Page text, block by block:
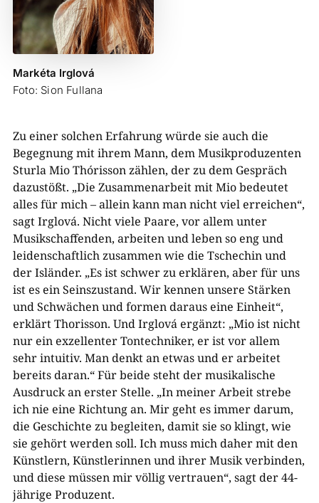
Markéta Irglová
Foto: Sion Fullana
Zu einer solchen Erfahrung würde sie auch die
Begegnung mit ihrem Mann, dem Musikproduzenten
Sturla Mio Thórisson zählen, der zu dem Gespräch
dazustößt. „Die Zusammenarbeit mit Mio bedeutet
alles für mich – allein kann man nicht viel erreichen“,
sagt Irglová. Nicht viele Paare, vor allem unter
Musikschaffenden, arbeiten und leben so eng und
leidenschaftlich zusammen wie die Tschechin und
der Isländer. „Es ist schwer zu erklären, aber für uns
ist es ein Seinszustand. Wir kennen unsere Stärken
und Schwächen und formen daraus eine Einheit“,
erklärt Thorisson. Und Irglová ergänzt: „Mio ist nicht
nur ein exzellenter Tontechniker, er ist vor allem
sehr intuitiv. Man denkt an etwas und er arbeitet
bereits daran.“ Für beide steht der musikalische
Ausdruck an erster Stelle. „In meiner Arbeit strebe
ich nie eine Richtung an. Mir geht es immer darum,
die Geschichte zu begleiten, damit sie so klingt, wie
sie gehört werden soll. Ich muss mich daher mit den
Künstlern, Künstlerinnen und ihrer Musik verbinden,
und diese müssen mir völlig vertrauen“, sagt der 44-
jährige Produzent.